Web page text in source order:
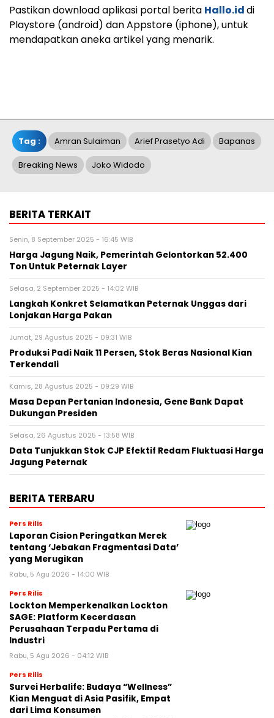
Pastikan download aplikasi portal berita Hallo.iddi
Playstore (android) dan Appstore (iphone), untuk
mendapatkan aneka artikel yang menarik.
Tag : Amran Sulaiman Arief Prasetyo Adi Bapanas
Breaking News Joko Widodo
BERITA TERKAIT
Senin, 8 September 2025 - 16:45 WIB
Harga Jagung Naik, Pemerintah Gelontorkan 52.400
Ton Untuk Peternak Layer
Selasa, 2 September 2025 - 14:02 WIB
Langkah Konkret Selamatkan Peternak Unggas dari
Lonjakan Harga Pakan
Jumat, 29 Agustus 2025 - 09:31 WIB
Produksi Padi Naik 11 Persen, Stok Beras Nasional Kian
Terkendali
Kamis, 28 Agustus 2025 - 09:29 WIB
Masa Depan Pertanian Indonesia, Gene Bank Dapat
Dukungan Presiden
Selasa, 26 Agustus 2025 - 13:58 WIB
Data Tunjukkan Stok CJP Efektif Redam Fluktuasi Harga
Jagung Peternak
BERITA TERBARU
Pers Rilis
Laporan Cision Peringatkan Merek
tentang ‘Jebakan Fragmentasi Data’
yang Merugikan
Rabu, 5 Agu 2026 - 14:00 WIB
Pers Rilis
Lockton Memperkenalkan Lockton
SAGE: Platform Kecerdasan
Perusahaan Terpadu Pertama di
Industri
Rabu, 5 Agu 2026 - 04:12 WIB
Pers Rilis
Survei Herbalife: Budaya “Wellness”
Kian Menguat di Asia Pasifik, Empat
dari Lima Konsumen